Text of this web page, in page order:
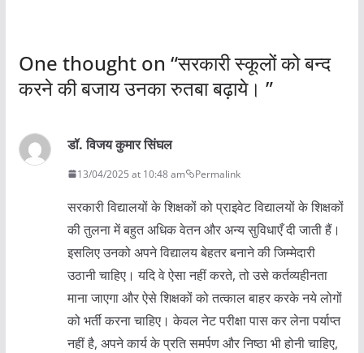
One thought on “सरकारी स्कूलों को बन्द
करने की बजाय उनका रुतबा बढ़ाये। ”
डॉ. विजय कुमार सिंघल
13/04/2025 at 10:48 am Permalink
सरकारी विद्यालयों के शिक्षकों को प्राइवेट विद्यालयों के शिक्षकों
की तुलना में बहुत अधिक वेतन और अन्य सुविधाएँ दी जाती हैं।
इसलिए उनको अपने विद्यालय बेहतर बनाने की जिम्मेदारी
उठानी चाहिए। यदि वे ऐसा नहीं करते, तो उसे कर्तव्यहीनता
माना जाएगा और ऐसे शिक्षकों को तत्काल बाहर करके नये लोगों
को भर्ती करना चाहिए। केवल नेट परीक्षा पास कर लेना पर्याप्त
नहीं है, अपने कार्य के प्रति समर्पण और निष्ठा भी होनी चाहिए,